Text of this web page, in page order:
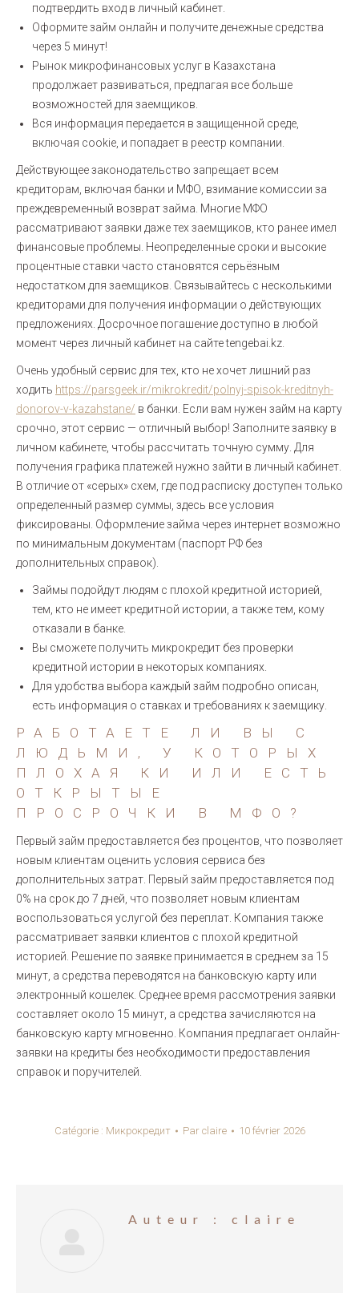
подтвердить вход в личный кабинет.
Оформите займ онлайн и получите денежные средства
через 5 минут!
Рынок микрофинансовых услуг в Казахстана
продолжает развиваться, предлагая все больше
возможностей для заемщиков.
Вся информация передается в защищенной среде,
включая cookie, и попадает в реестр компании.
Действующее законодательство запрещает всем
кредиторам, включая банки и МФО, взимание комиссии за
преждевременный возврат займа. Многие МФО
рассматривают заявки даже тех заемщиков, кто ранее имел
финансовые проблемы. Неопределенные сроки и высокие
процентные ставки часто становятся серьёзным
недостатком для заемщиков. Связывайтесь с несколькими
кредиторами для получения информации о действующих
предложениях. Досрочное погашение доступно в любой
момент через личный кабинет на сайте tengebai.kz.
Очень удобный сервис для тех, кто не хочет лишний раз
ходить https://parsgeek.ir/mikrokredit/polnyj-spisok-kreditnyh-
donorov-v-kazahstane/ в банки. Если вам нужен займ на карту
срочно, этот сервис — отличный выбор! Заполните заявку в
личном кабинете, чтобы рассчитать точную сумму. Для
получения графика платежей нужно зайти в личный кабинет.
В отличие от «серых» схем, где под расписку доступен только
определенный размер суммы, здесь все условия
фиксированы. Оформление займа через интернет возможно
по минимальным документам (паспорт РФ без
дополнительных справок).
Займы подойдут людям с плохой кредитной историей,
тем, кто не имеет кредитной истории, а также тем, кому
отказали в банке.
Вы сможете получить микрокредит без проверки
кредитной истории в некоторых компаниях.
Для удобства выбора каждый займ подробно описан,
есть информация о ставках и требованиях к заемщику.
РАБОТАЕТЕ ЛИ ВЫ С
ЛЮДЬМИ, У КОТОРЫХ
ПЛОХАЯ КИ ИЛИ ЕСТЬ
ОТКРЫТЫЕ
ПРОСРОЧКИ В МФО?
Первый займ предоставляется без процентов, что позволяет
новым клиентам оценить условия сервиса без
дополнительных затрат. Первый займ предоставляется под
0% на срок до 7 дней, что позволяет новым клиентам
воспользоваться услугой без переплат. Компания также
рассматривает заявки клиентов с плохой кредитной
историей. Решение по заявке принимается в среднем за 15
минут, а средства переводятся на банковскую карту или
электронный кошелек. Среднее время рассмотрения заявки
составляет около 15 минут, а средства зачисляются на
банковскую карту мгновенно. Компания предлагает онлайн-
заявки на кредиты без необходимости предоставления
справок и поручителей.
Catégorie : Микрокредит Par claire 10 février 2026
Auteur : claire